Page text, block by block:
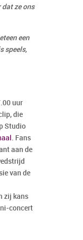
dat ze ons
een
speels,
uur
die
Studio
. Fans
aan de
van de
zij kans
concert